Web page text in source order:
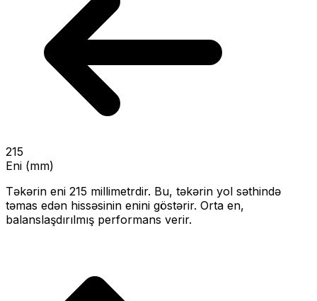
215
Eni (mm)
Təkərin eni 215 millimetrdir. Bu, təkərin yol səthində
təmas edən hissəsinin enini göstərir. Orta en,
balanslaşdırılmış performans verir.